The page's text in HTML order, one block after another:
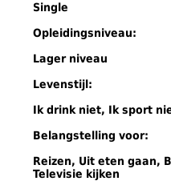
Single
Opleidingsniveau:
Lager niveau
Levenstijl:
Ik drink niet, Ik sport
Belangstelling voor:
Reizen, Uit eten gaan,
Televisie kijken